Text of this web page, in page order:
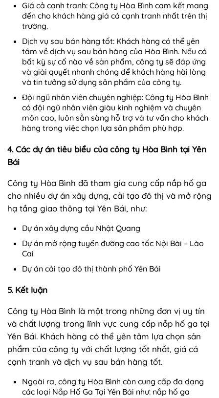
Giá cả cạnh tranh: Công ty Hòa Bình cam kết mang
đến cho khách hàng giá cả cạnh tranh nhất trên thị
trường.
Dịch vụ sau bán hàng tốt: Khách hàng có thể yên
tâm về dịch vụ sau bán hàng của Hòa Bình. Nếu có
bất kỳ sự cố nào về sản phẩm, công ty sẽ đáp ứng
và giải quyết nhanh chóng để khách hàng hài lòng
và tin tưởng sử dụng sản phẩm của công ty.
Đội ngũ nhân viên chuyên nghiệp: Công ty Hòa Bình
có đội ngũ nhân viên giàu kinh nghiệm và chuyên
môn cao, luôn sẵn sàng hỗ trợ và tư vấn cho khách
hàng trong việc chọn lựa sản phẩm phù hợp.
4. Các dự án tiêu biểu của công ty Hòa Bình tại Yên
Bái
Công ty Hòa Bình đã tham gia cung cấp nắp hố ga
cho nhiều dự án xây dựng, cải tạo đô thị và mở rộng
hạ tầng giao thông tại Yên Bái, như:
Dự án xây dựng cầu Nhật Quang
Dự án mở rộng tuyến đường cao tốc Nội Bài – Lào
Cai
Dự án cải tạo đô thị thành phố Yên Bái
5. Kết luận
Công ty Hòa Bình là một trong những đơn vị uy tín
và chất lượng trong lĩnh vực cung cấp nắp hố ga tại
Yên Bái. Khách hàng có thể yên tâm lựa chọn sản
phẩm của công ty với chất lượng tốt nhất, giá cả
cạnh tranh và dịch vụ sau bán hàng tốt.
Ngoài ra, công ty Hòa Bình còn cung cấp đa dạng
các loại Nắp Hố Ga Tại Yên Bái như: nắp hố ga